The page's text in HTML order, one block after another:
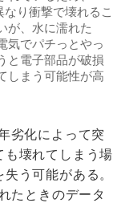
なり衝撃で壊れるこ
が、水に濡れた
気でパチっとやっ
と電子部品が破損
しまう可能性が高
劣化によって突
も壊れてしまう場
う可能がある。
たときのデータ